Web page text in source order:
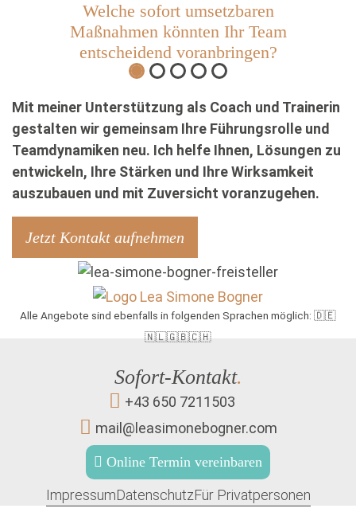
Welche sofort umsetzbaren
Maßnahmen könnten Ihr Team
entscheidend voranbringen?
Mit meiner Unterstützung als Coach und Trainerin
gestalten wir gemeinsam Ihre Führungsrolle und
Teamdynamiken neu. Ich helfe Ihnen, Lösungen zu
entwickeln, Ihre Stärken und Ihre Wirksamkeit
auszubauen und mit Zuversicht voranzugehen.
Jetzt Kontakt aufnehmen
Alle Angebote sind ebenfalls in folgenden Sprachen möglich: 🇩🇪
🇳🇱🇬🇧🇨🇭
Sofort-Kontakt.
+43 650 7211503
mail@leasimonebogner.com
Online Termin vereinbaren
ImpressumDatenschutzFür Privatpersonen